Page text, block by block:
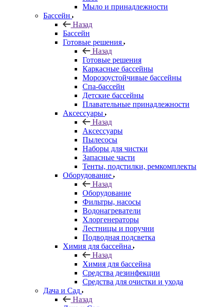
Мыло и принадлежности
Бассейн
Назад
Бассейн
Готовые решения
Назад
Готовые решения
Каркасные бассейны
Морозоустойчивые бассейны
Спа-бассейн
Детские бассейны
Плавательные принадлежности
Аксессуары
Назад
Аксессуары
Пылесосы
Наборы для чистки
Запасные части
Тенты, подстилки, ремкомплекты
Оборудование
Назад
Оборудование
Фильтры, насосы
Водонагреватели
Хлоргенераторы
Лестницы и поручни
Подводная подсветка
Химия для бассейна
Назад
Химия для бассейна
Средства дезинфекции
Средства для очистки и ухода
Дача и Сад
Назад